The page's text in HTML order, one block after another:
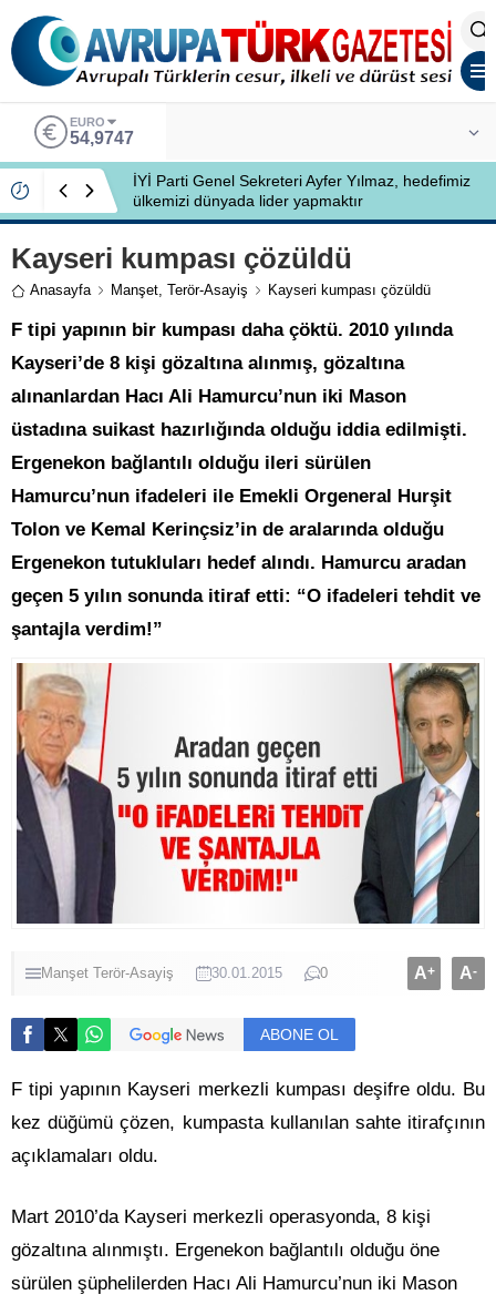
EURO
54,9747
İYİ Parti Genel Sekreteri Ayfer Yılmaz, hedefimiz
ülkemizi dünyada lider yapmaktır
Kayseri kumpası çözüldü
Anasayfa Manşet, Terör-Asayiş Kayseri kumpası çözüldü
F tipi yapının bir kumpası daha çöktü. 2010 yılında
Kayseri’de 8 kişi gözaltına alınmış, gözaltına
alınanlardan Hacı Ali Hamurcu’nun iki Mason
üstadına suikast hazırlığında olduğu iddia edilmişti.
Ergenekon bağlantılı olduğu ileri sürülen
Hamurcu’nun ifadeleri ile Emekli Orgeneral Hurşit
Tolon ve Kemal Kerinçsiz’in de aralarında olduğu
Ergenekon tutukluları hedef alındı. Hamurcu aradan
geçen 5 yılın sonunda itiraf etti: “O ifadeleri tehdit ve
şantajla verdim!”
Manşet Terör-Asayiş 30.01.2015 0 A+ A-
ABONE OL
F tipi yapının Kayseri merkezli kumpası deşifre oldu. Bu
kez düğümü çözen, kumpasta kullanılan sahte itirafçının
açıklamaları oldu.
Mart 2010’da Kayseri merkezli operasyonda, 8 kişi
gözaltına alınmıştı. Ergenekon bağlantılı olduğu öne
sürülen şüphelilerden Hacı Ali Hamurcu’nun iki Mason